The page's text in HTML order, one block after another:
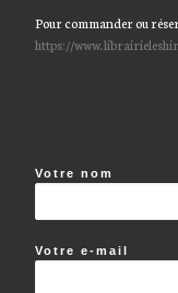
Pour commander ou
https://
Votre nom
Votre e-mail